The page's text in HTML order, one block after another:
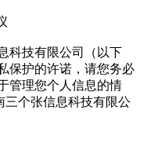
科技有限公司（以下
保护的许诺，请您务必
管理您个人信息的情
三个张信息科技有限公